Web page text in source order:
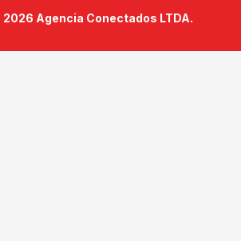
Agencia Conectados LTDA.